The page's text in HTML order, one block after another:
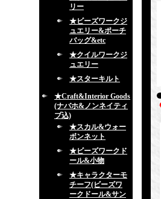
リー
★ビーズワークジ
ュエリー&ポーチ
バッグ&etc
★クイルワークジ
ュエリー
★スターキルト
★Craft&Interior Goods
(ナバホ&ノンネイティ
ブ込)
★スカル&ウォー
ボンネット
★ビーズワークド
ール&小物
★キャラクターモ
チーフ(ビーズワ
ークドール&サン